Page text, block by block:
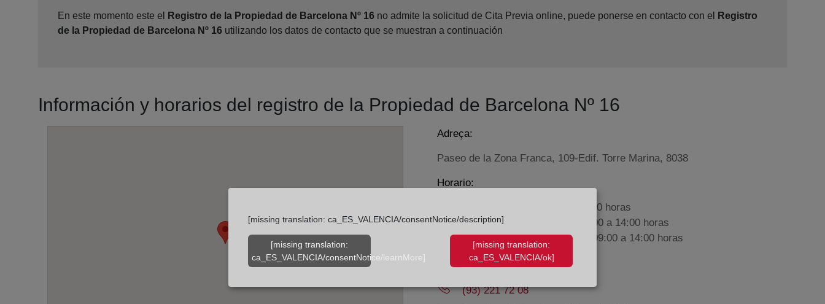
En este momento este el Registro de la Propiedad de Barcelona Nº 16 no admite la solicitud de Cita Previa online, puede ponerse en contacto con el
Registro
de la Propiedad de Barcelona Nº 16 utilizando los datos de contacto que se muestran a continuación
Información y horarios del registro de la Propiedad de Barcelona Nº 16
Adreça:
Paseo de la Zona Franca, 109-Edif. Torre Marina, 8038
Horario:
De lunes a viernes de 09:00 a 17:00 horas
Agosto: De lunes a viernes de 09:00 a 14:00 horas
Los días 24 y 31 de diciembre de 09:00 a 14:00 horas
(93) 221 72 08
[missing translation: ca_ES_VALENCIA/consentNotice/description]
[missing translation:
ca_ES_VALENCIA/consentNotice/learnMore]
[missing translation:
ca_ES_VALENCIA/ok]